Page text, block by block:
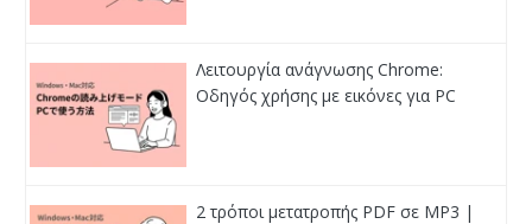
Λειτουργία ανάγνωσης Chrome:
Οδηγός χρήσης με εικόνες για PC
2 τρόποι μετατροπής PDF σε MP3 |